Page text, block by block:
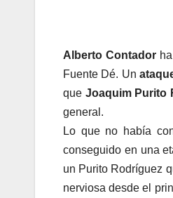
Alberto Contadorha
Fuente Dé. Un
que Joaquim Purito
general.
Lo que no había
conseguido en una
un Purito Rodríguez
nerviosa desde el